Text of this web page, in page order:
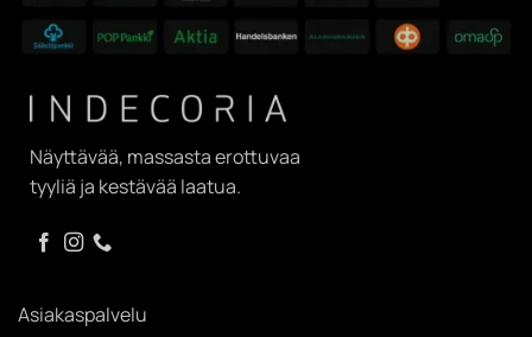
Näyttävää, massasta erottuvaa
tyyliä ja kestävää laatua.
Asiakaspalvelu